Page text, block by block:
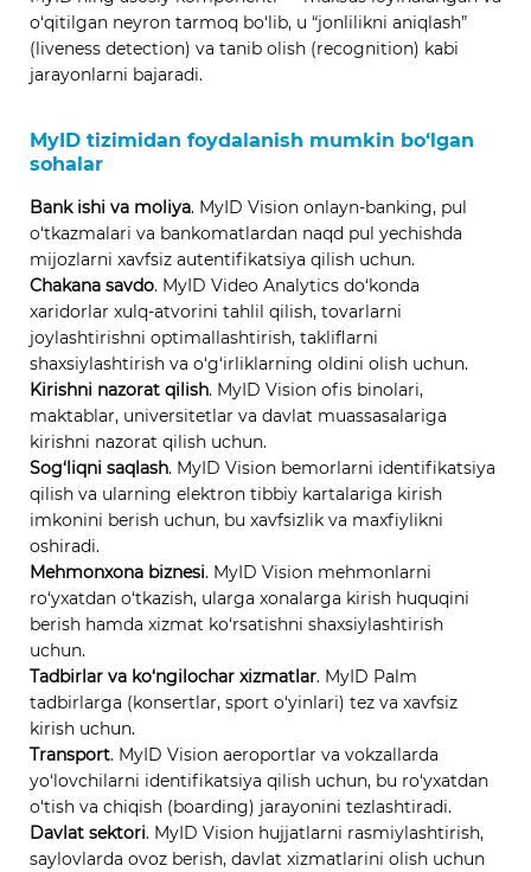
o‘qitilgan neyron tarmoq bo‘lib, u “jonlilikni aniqlash”
(liveness detection) va tanib olish (recognition) kabi
jarayonlarni bajaradi.
MyID tizimidan foydalanish mumkin bo‘lgan
sohalar
Bank ishi va moliya. MyID Vision onlayn-banking, pul
o‘tkazmalari va bankomatlardan naqd pul yechishda
mijozlarni xavfsiz autentifikatsiya qilish uchun.
Chakana savdo. MyID Video Analytics do‘konda
xaridorlar xulq-atvorini tahlil qilish, tovarlarni
joylashtirishni optimallashtirish, takliflarni
shaxsiylashtirish va o‘g‘irliklarning oldini olish uchun.
Kirishni nazorat qilish. MyID Vision ofis binolari,
maktablar, universitetlar va davlat muassasalariga
kirishni nazorat qilish uchun.
Sog‘liqni saqlash. MyID Vision bemorlarni identifikatsiya
qilish va ularning elektron tibbiy kartalariga kirish
imkonini berish uchun, bu xavfsizlik va maxfiylikni
oshiradi.
Mehmonxona biznesi. MyID Vision mehmonlarni
ro‘yxatdan o‘tkazish, ularga xonalarga kirish huquqini
berish hamda xizmat ko‘rsatishni shaxsiylashtirish
uchun.
Tadbirlar va ko‘ngilochar xizmatlar. MyID Palm
tadbirlarga (konsertlar, sport o‘yinlari) tez va xavfsiz
kirish uchun.
Transport. MyID Vision aeroportlar va vokzallarda
yo‘lovchilarni identifikatsiya qilish uchun, bu ro‘yxatdan
o‘tish va chiqish (boarding) jarayonini tezlashtiradi.
Davlat sektori. MyID Vision hujjatlarni rasmiylashtirish,
saylovlarda ovoz berish, davlat xizmatlarini olish uchun